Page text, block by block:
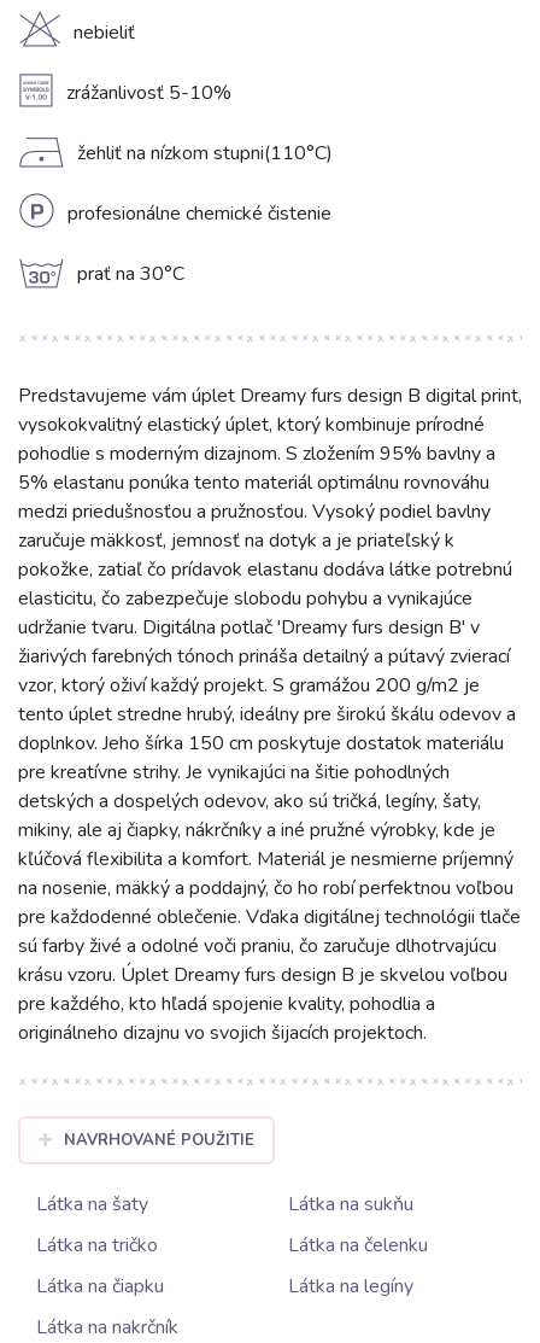
H nebieliť
A zrážanlivosť 5-10%
D žehliť na nízkom stupni(110°C)
L profesionálne chemické čistenie
g prať na 30°C
Predstavujeme vám úplet Dreamy furs design B digital print,
vysokokvalitný elastický úplet, ktorý kombinuje prírodné
pohodlie s moderným dizajnom. S zložením 95% bavlny a
5% elastanu ponúka tento materiál optimálnu rovnováhu
medzi priedušnosťou a pružnosťou. Vysoký podiel bavlny
zaručuje mäkkosť, jemnosť na dotyk a je priateľský k
pokožke, zatiaľ čo prídavok elastanu dodáva látke potrebnú
elasticitu, čo zabezpečuje slobodu pohybu a vynikajúce
udržanie tvaru. Digitálna potlač 'Dreamy furs design B' v
žiarivých farebných tónoch prináša detailný a pútavý zvierací
vzor, ktorý oživí každý projekt. S gramážou 200 g/m2 je
tento úplet stredne hrubý, ideálny pre širokú škálu odevov a
doplnkov. Jeho šírka 150 cm poskytuje dostatok materiálu
pre kreatívne strihy. Je vynikajúci na šitie pohodlných
detských a dospelých odevov, ako sú tričká, legíny, šaty,
mikiny, ale aj čiapky, nákrčníky a iné pružné výrobky, kde je
kľúčová flexibilita a komfort. Materiál je nesmierne príjemný
na nosenie, mäkký a poddajný, čo ho robí perfektnou voľbou
pre každodenné oblečenie. Vďaka digitálnej technológii tlače
sú farby živé a odolné voči praniu, čo zaručuje dlhotrvajúcu
krásu vzoru. Úplet Dreamy furs design B je skvelou voľbou
pre každého, kto hľadá spojenie kvality, pohodlia a
originálneho dizajnu vo svojich šijacích projektoch.
NAVRHOVANÉ POUŽITIE
Látka na šaty
Látka na sukňu
Látka na tričko
Látka na čelenku
Látka na čiapku
Látka na legíny
Látka na nakrčník